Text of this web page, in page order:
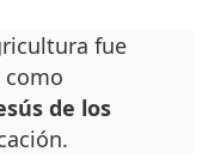
fue
como
de los